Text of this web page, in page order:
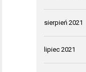
sierpień 2021
lipiec 2021